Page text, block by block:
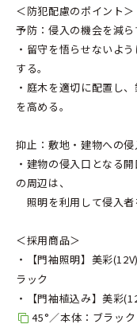
＜防犯配慮のポイント＞
予防：侵入の機会を減ら
・留守を悟らせないよ
する。
・庭木を適切に配置し
を高める。
抑止：敷地・建物への
・建物の侵入口となる
の周辺は、
照明を利用して侵入者
＜採用商品＞
・【門袖照明】美彩
ラック
・【門袖植込み】美彩
45°／本体：ブラック